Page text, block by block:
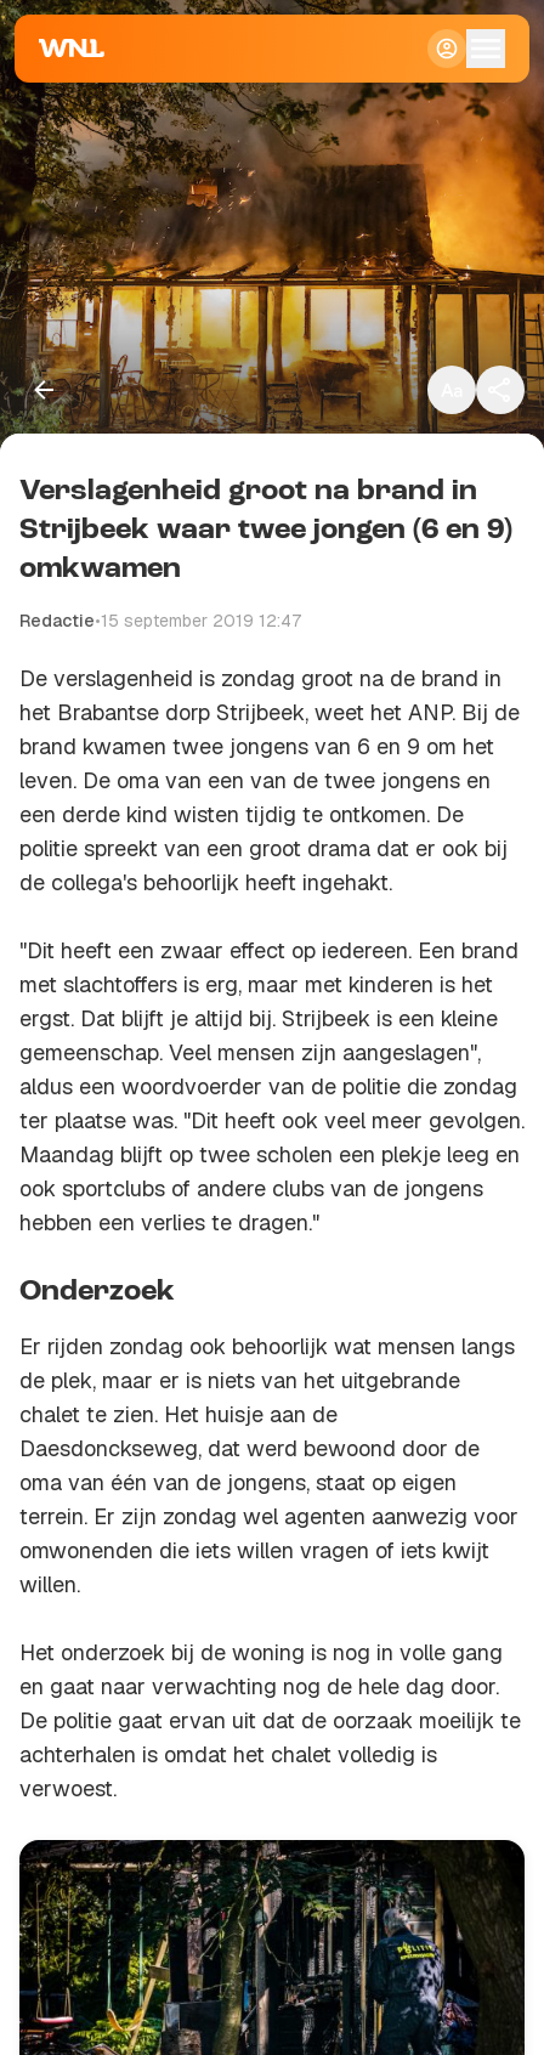
Klein
Standaard
Groot
Kopieer link
Verslagenheid groot na brand in
Strijbeek waar twee jongen (6 en 9)
omkwamen
Redactie•15 september 2019 12:47
De verslagenheid is zondag groot na de brand in
het Brabantse dorp Strijbeek, weet het ANP. Bij de
brand kwamen twee jongens van 6 en 9 om het
leven. De oma van een van de twee jongens en
een derde kind wisten tijdig te ontkomen. De
politie spreekt van een groot drama dat er ook bij
de collega's behoorlijk heeft ingehakt.
"Dit heeft een zwaar effect op iedereen. Een brand
met slachtoffers is erg, maar met kinderen is het
ergst. Dat blijft je altijd bij. Strijbeek is een kleine
gemeenschap. Veel mensen zijn aangeslagen",
aldus een woordvoerder van de politie die zondag
ter plaatse was. "Dit heeft ook veel meer gevolgen.
Maandag blijft op twee scholen een plekje leeg en
ook sportclubs of andere clubs van de jongens
hebben een verlies te dragen."
Onderzoek
Er rijden zondag ook behoorlijk wat mensen langs
de plek, maar er is niets van het uitgebrande
chalet te zien. Het huisje aan de
Daesdonckseweg, dat werd bewoond door de
oma van één van de jongens, staat op eigen
terrein. Er zijn zondag wel agenten aanwezig voor
omwonenden die iets willen vragen of iets kwijt
willen.
Het onderzoek bij de woning is nog in volle gang
en gaat naar verwachting nog de hele dag door.
De politie gaat ervan uit dat de oorzaak moeilijk te
achterhalen is omdat het chalet volledig is
verwoest.